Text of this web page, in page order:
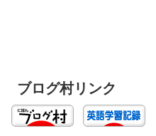
ブログ村リンク